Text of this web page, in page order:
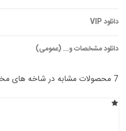
دانلود VIP
دانلود مشخصات و... (عمومی)
7 محصولات مشابه در شاخه های مختلف: